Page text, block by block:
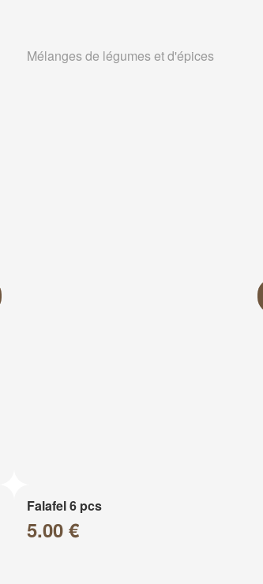
Mélanges de légumes et d'épices
Falafel 6 pcs
5.00 €